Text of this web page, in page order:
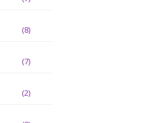
(8)
(7)
(2)